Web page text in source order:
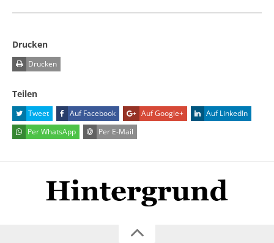
Drucken
Drucken
Teilen
Tweet Auf Facebook Auf Google+
Auf LinkedIn
Per WhatsApp
Per E-Mail